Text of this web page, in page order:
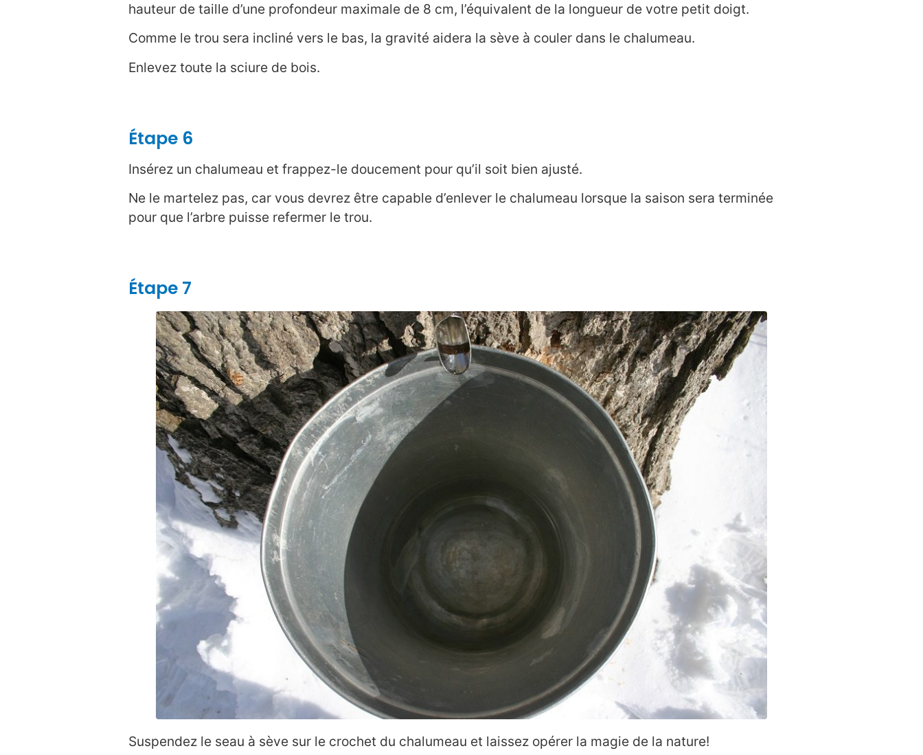
hauteur de taille d’une profondeur maximale de 8 cm, l’équivalent de la longueur de votre petit doigt.
Comme le trou sera incliné vers le bas, la gravité aidera la sève à couler dans le chalumeau.
Enlevez toute la sciure de bois.
Étape 6
Insérez un chalumeau et frappez-le doucement pour qu’il soit bien ajusté.
Ne le martelez pas, car vous devrez être capable d’enlever le chalumeau lorsque la saison sera terminée
pour que l’arbre puisse refermer le trou.
Étape 7
Suspendez le seau à sève sur le crochet du chalumeau et laissez opérer la magie de la nature!